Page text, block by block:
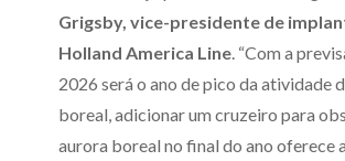
Grigsby, vice-presidente de
Holland America Line. “Com a
2026 será o ano de pico da atividade
boreal, adicionar um cruzeiro para
aurora boreal no final do ano oferece